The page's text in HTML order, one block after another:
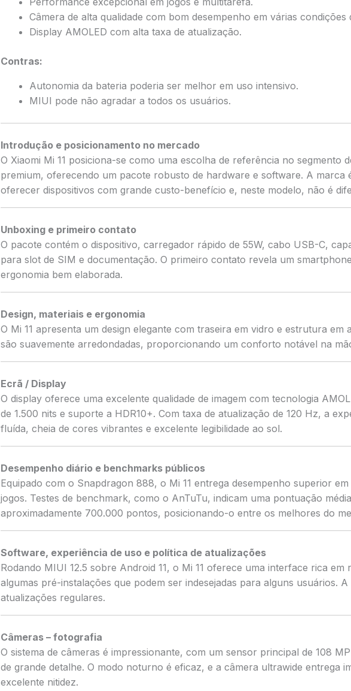
Câmera de alta qualidade com bom desempenho em várias condições
Display AMOLED com alta taxa de atualização.
Contras:
Autonomia da bateria poderia ser melhor em uso intensivo.
MIUI pode não agradar a todos os usuários.
Introdução e posicionamento no mercado
O Xiaomi Mi 11 posiciona-se como uma escolha de referência no segmento
premium, oferecendo um pacote robusto de hardware e software. A marca
oferecer dispositivos com grande custo-benefício e, neste modelo, não é
Unboxing e primeiro contato
O pacote contém o dispositivo, carregador rápido de 55W, cabo USB-C,
para slot de SIM e documentação. O primeiro contato revela um
ergonomia bem elaborada.
Design, materiais e ergonomia
O Mi 11 apresenta um design elegante com traseira em vidro e estrutura em
são suavemente arredondadas, proporcionando um conforto notável na
Ecrã / Display
O display oferece uma excelente qualidade de imagem com tecnologia
de 1.500 nits e suporte a HDR10+. Com taxa de atualização de 120 Hz, a
fluída, cheia de cores vibrantes e excelente legibilidade ao sol.
Desempenho diário e benchmarks públicos
Equipado com o Snapdragon 888, o Mi 11 entrega desempenho superior
jogos. Testes de benchmark, como o AnTuTu, indicam uma pontuação
aproximadamente 700.000 pontos, posicionando-o entre os melhores do
Software, experiência de uso e política de atualizações
Rodando MIUI 12.5 sobre Android 11, o Mi 11 oferece uma interface rica em
algumas pré-instalações que podem ser indesejadas para alguns usuários.
atualizações regulares.
Câmeras – fotografia
O sistema de câmeras é impressionante, com um sensor principal de 108
de grande detalhe. O modo noturno é eficaz, e a câmera ultrawide entrega
excelente nitidez.